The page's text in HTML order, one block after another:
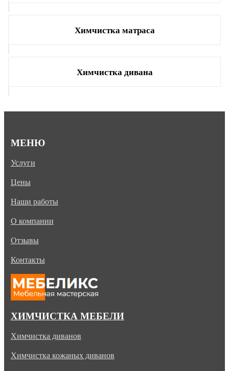
Химчистка матраса
Химчистка дивана
МЕНЮ
Услуги
Цены
Наши работы
О компании
Отзывы
Контакты
ХИМЧИСТКА МЕБЕЛИ
Химчистка диванов
Химчистка кожаных диванов